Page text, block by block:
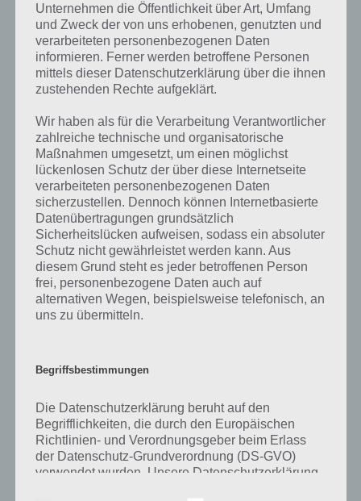
Sprechen wir von Ahorn, meinen wir damit in der Regel die
Laubbäume. Über 100 Ahorn-Arten sind bis heute bekannt, wobei
die genaue Zahl je nach Autor schwankt. Ahornbäume gehören zur
Pflanzenfamilie der Seifenbaumgewächse.
Blätter. Ihre Früchte besitzen zwei lange Flügel, weshalb diese auch
als Flügelfrüchte bezeichnet werden. Ahornbäume wurzeln nur flach
in den Boden.
Ahorne kommen sowohl in den gemäßigten, als auch in tropischen
Gebiete der Erde vor, sind aber vor allem in Euroasien, Nord- und
Mittelamerika und im Norden Afrikas anzutreffen.
Im deutschsprachigen Gebiet zählen der Bergahorn, Feldahorn und
Spitzahorn zu den einheiischen Ahornarten. Bergahorne dienen hier
vor allem als Parkbaum, sind aber auch fortwirtschaftlich von
Bedeutung. Bergahorne können über 30 Meter hoch werden und
Das Holz von Ahornbäumen wird vor allem für hochwertige Möbel
eingesetzt, das holz von Bergahorn im speziellen für massive Möbel
Der Ahorn-Sirup wird im übrigen aus dem Stamm des Zucker-Ahorns
gewonnen. Umso älter ein Ahornbaum, desto mehr Ahornsaft kann
gewonnen werden, was dann wiederum zum Sirup weiterverarbeitet
Unternehmen die Öffentlichkeit über Art, Umfang
und Zweck der von uns erhobenen, genutzten und
verarbeiteten personenbezogenen Daten
informieren. Ferner werden betroffene Personen
mittels dieser Datenschutzerklärung über die ihnen
zustehenden Rechte aufgeklärt.
Wir haben als für die Verarbeitung Verantwortlicher
zahlreiche technische und organisatorische
Maßnahmen umgesetzt, um einen möglichst
lückenlosen Schutz der über diese Internetseite
verarbeiteten personenbezogenen Daten
sicherzustellen. Dennoch können Internetbasierte
Datenübertragungen grundsätzlich
Sicherheitslücken aufweisen, sodass ein absoluter
Schutz nicht gewährleistet werden kann. Aus
diesem Grund steht es jeder betroffenen Person
frei, personenbezogene Daten auch auf
alternativen Wegen, beispielsweise telefonisch, an
uns zu übermitteln.
Begriffsbestimmungen
Die Datenschutzerklärung beruht auf den
Begrifflichkeiten, die durch den Europäischen
Richtlinien- und Verordnungsgeber beim Erlass
der Datenschutz-Grundverordnung (DS-GVO)
verwendet wurden. Unsere Datenschutzerklärung